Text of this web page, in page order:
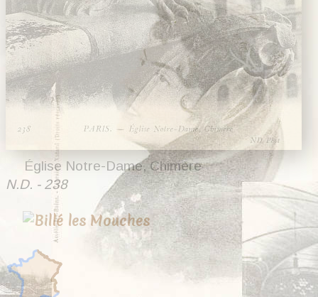
Église Notre-Dame, Chimère
N.D. - 238